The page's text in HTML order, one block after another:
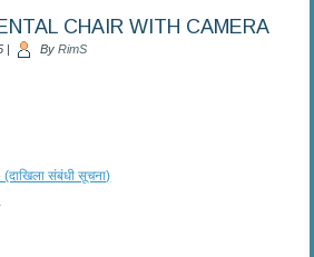
CHAIR WITH CAMERA
| By RimS
संबंधी सूचना)